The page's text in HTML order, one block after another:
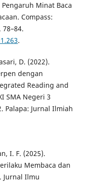
Minat Baca
Compass:
.
D. (2022).
dengan
Reading and
SMA Negeri 3
Palapa: Jurnal Ilmiah
I. F. (2025).
Membaca dan
Jurnal Ilmu